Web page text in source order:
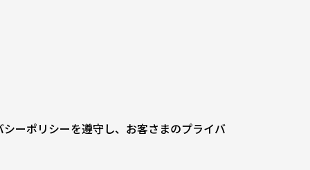
ーポリシーを遵守し、お客さまのプライバ